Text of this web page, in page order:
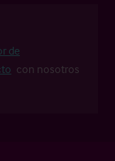
de
con nosotros